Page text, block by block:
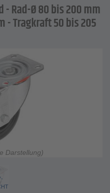
Rad-Ø 80 bis 200 mm
- Tragkraft 50 bis 205
Darstellung)